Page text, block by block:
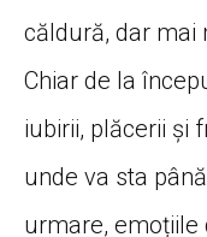
căldură, dar mai
Chiar de la
iubirii, plăcerii și
unde va sta
urmare, emoțiile